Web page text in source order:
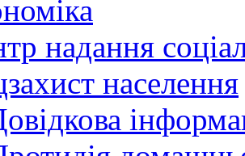
надання
населення